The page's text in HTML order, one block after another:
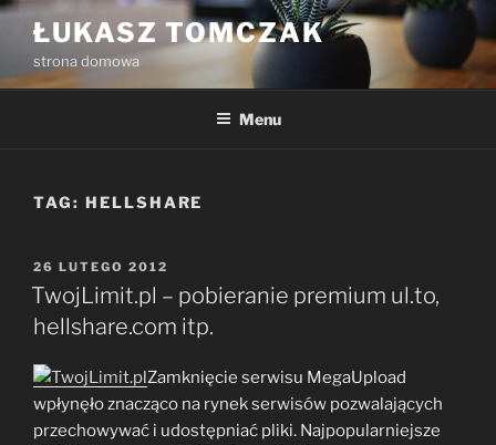
Przejdź
treści
ŁUKASZ TOMCZAK
strona domowa
Menu
TAG: HELLSHARE
OPUBLIKOWANE
W
26 LUTEGO 2012
TwojLimit.pl – pobieranie premium ul.to,
hellshare.com itp.
Zamknięcie serwisu MegaUpload
wpłynęło znacząco na rynek serwisów pozwalających
przechowywać i udostępniać pliki. Najpopularniejsze